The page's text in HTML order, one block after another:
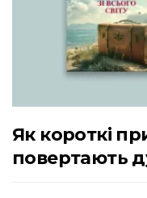
Як короткі
повертають